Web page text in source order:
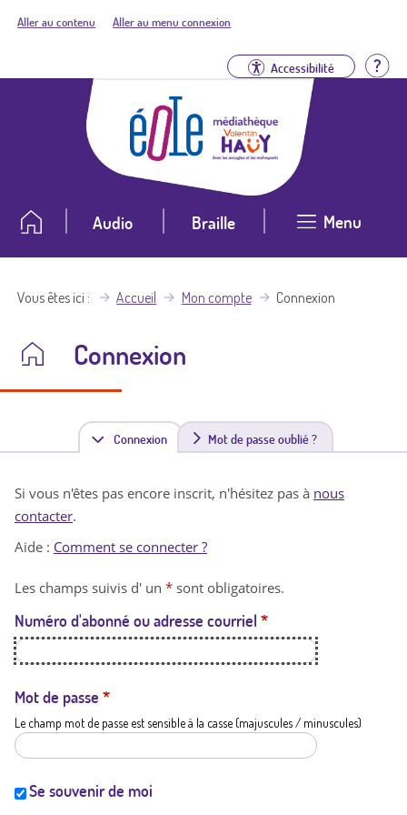
Aller au contenu Aller au menu connexion
Accessibilité
Audio Braille Menu
Vous êtes ici Accueil Mon compte Connexion
Connexion
Connexion(
n
t
a
t
i
Mot de passe oublié ?
Si vous n'êtes pas encore inscrit, n'hésitez pas à nous
contacter.
Aide : Comment se connecter ?
Les champs suivis d' un * sont obligatoires.
Numéro d'abonné ou adresse courriel *
Mot de passe *
Le champ mot de passe est sensible à la casse (majuscules / minuscules)
Se souvenir de moi